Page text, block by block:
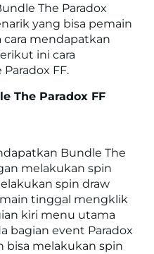
The Paradox
yang bisa pemain
cara mendapatkan
ini cara
FF.
The Paradox FF
Bundle The
melakukan spin
spin draw
tinggal mengklik
kiri menu utama
bagian event Paradox
bisa melakukan spin